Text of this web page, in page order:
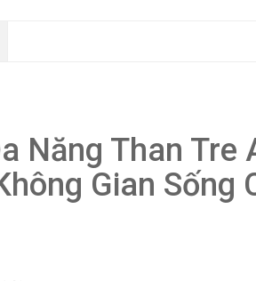
Năng Than Tre
Gian Sống